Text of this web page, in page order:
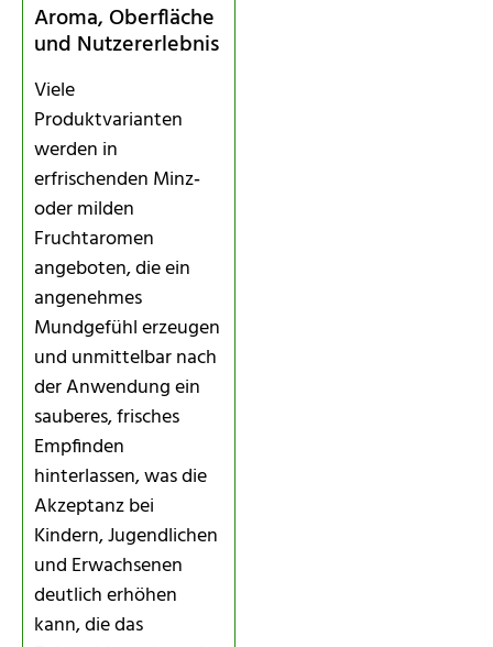
Aroma, Oberfläche
und Nutzererlebnis
Viele
Produktvarianten
werden in
erfrischenden Minz‑
oder milden
Fruchtaromen
angeboten, die ein
angenehmes
Mundgefühl erzeugen
und unmittelbar nach
der Anwendung ein
sauberes, frisches
Empfinden
hinterlassen, was die
Akzeptanz bei
Kindern, Jugendlichen
und Erwachsenen
deutlich erhöhen
kann, die das